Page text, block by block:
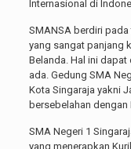
Internasional di
SMANSA berdiri
yang sangat panjang
Belanda. Hal ini
ada. Gedung SMA
Kota Singaraja yakni
bersebelahan
SMA Negeri 1
yang menerapkan